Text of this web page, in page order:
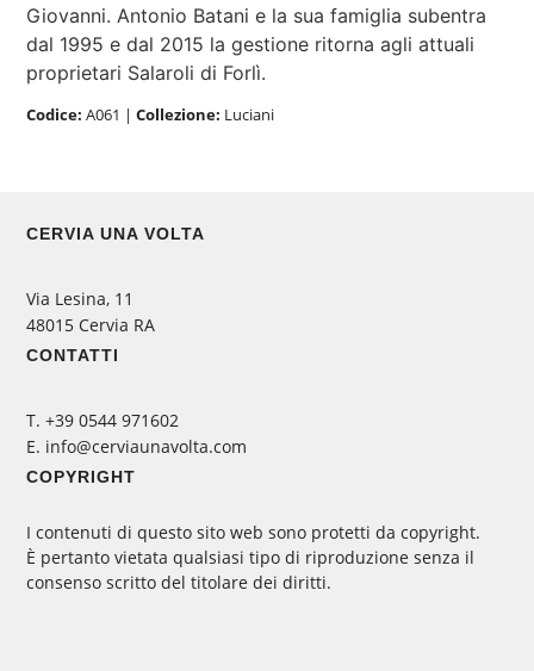
Giovanni. Antonio Batani e la sua famiglia subentra
dal 1995 e dal 2015 la gestione ritorna agli attuali
proprietari Salaroli di Forlì.
Codice:A061 |Collezione: Luciani
CERVIA UNA VOLTA
Via Lesina, 11
48015 Cervia RA
CONTATTI
‭T. +39 0544 971602
E. info@cerviaunavolta.com
COPYRIGHT
I contenuti di questo sito web sono protetti da copyright.
È pertanto vietata qualsiasi tipo di riproduzione senza il
consenso scritto del titolare dei diritti.